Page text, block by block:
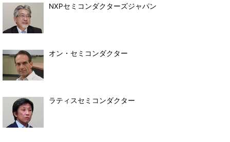
NXPセミコンダクターズジャパン
オン・セミコンダクター
ラティスセミコンダクター